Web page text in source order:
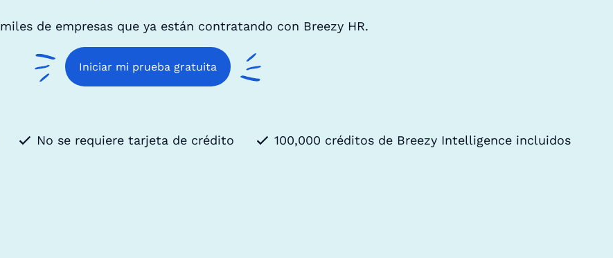
de empresas que ya están contratando con Breezy HR.
Iniciar mi prueba gratuita
No se requiere tarjeta de crédito 100,000 créditos de Breezy Intelligence incluidos